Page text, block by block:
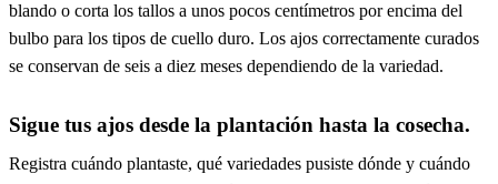
blando o corta los tallos a unos pocos centímetros por encima del
bulbo para los tipos de cuello duro. Los ajos correctamente curados
se conservan de seis a diez meses dependiendo de la variedad.
Sigue tus ajos desde la plantación hasta la cosecha.
Registra cuándo plantaste, qué variedades pusiste dónde y cuándo